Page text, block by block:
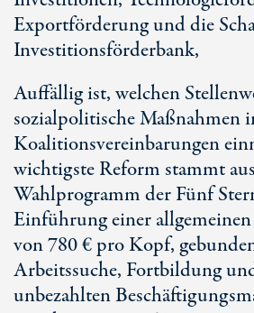
Exportförderung und die
Investitionsförderbank,
Auffällig ist, welchen
sozialpolitische Maßnahmen
Koalitionsvereinbarungen
wichtigste Reform stammt
Wahlprogramm der Fünf
Einführung einer
von 780 € pro Kopf,
Arbeitssuche, Fortbildung
unbezahlten